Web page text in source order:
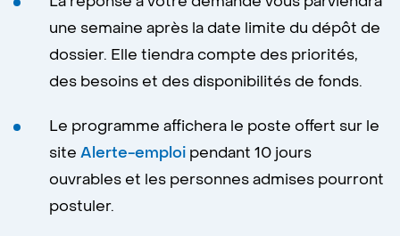
une semaine après la date limite du dépôt de
dossier. Elle tiendra compte des priorités,
des besoins et des disponibilités de fonds.
Le programme affichera le poste offert sur le
site Alerte-emploi pendant 10 jours
ouvrables et les personnes admises pourront
postuler.